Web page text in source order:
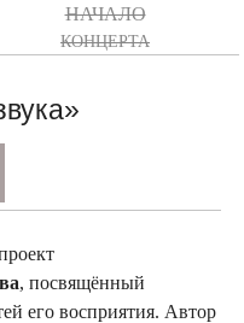
НАЧАЛО
КОНЦЕРТА
, посвящённый
его восприятия. Автор